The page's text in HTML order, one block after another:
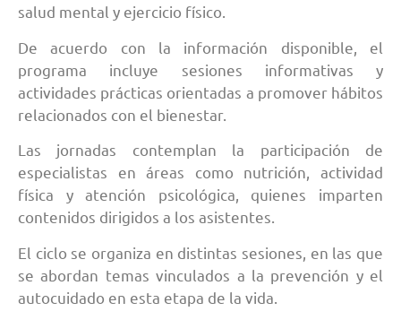
salud mental y ejercicio físico.
De acuerdo con la información disponible, el
programa incluye sesiones informativas y
actividades prácticas orientadas a promover hábitos
relacionados con el bienestar.
Las jornadas contemplan la participación de
especialistas en áreas como nutrición, actividad
física y atención psicológica, quienes imparten
contenidos dirigidos a los asistentes.
El ciclo se organiza en distintas sesiones, en las que
se abordan temas vinculados a la prevención y el
autocuidado en esta etapa de la vida.